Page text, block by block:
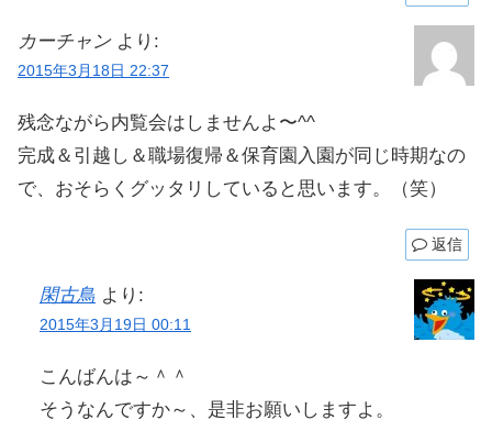
カーチャン より:
2015年3月18日 22:37
残念ながら内覧会はしませんよ〜^^
完成＆引越し＆職場復帰＆保育園入園が同じ時期なの
で、おそらくグッタリしていると思います。（笑）
返信
閑古鳥 より:
2015年3月19日 00:11
こんばんは～＾＾
そうなんですか～、是非お願いしますよ。